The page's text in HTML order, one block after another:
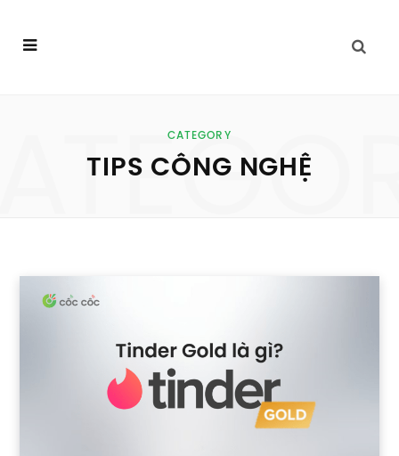
CATEGORY
TIPS CÔNG NGHỆ